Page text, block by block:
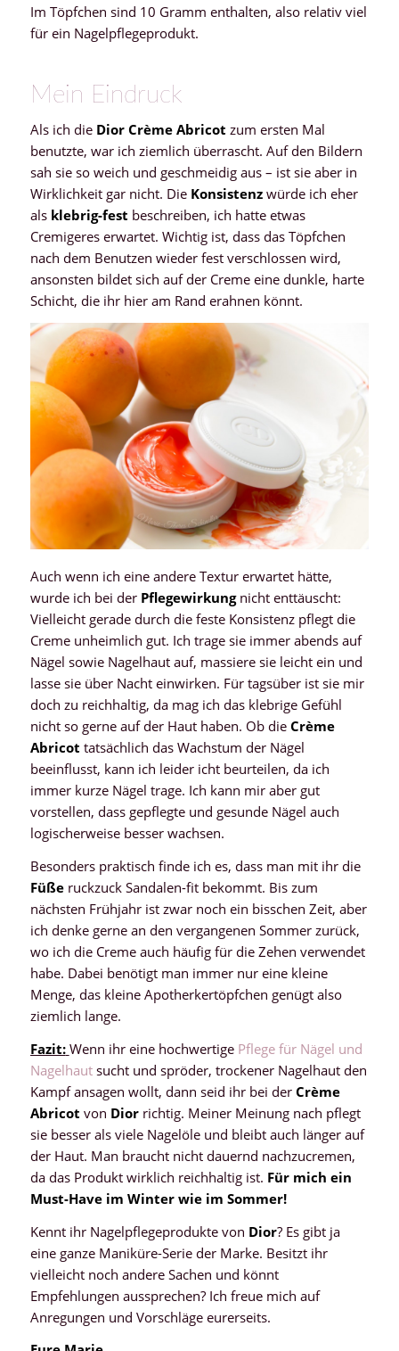
Im Töpfchen sind 10 Gramm enthalten, also relativ viel
für ein Nagelpflegeprodukt.
Mein Eindruck
Als ich die Dior Crème Abricot zum ersten Mal
benutzte, war ich ziemlich überrascht. Auf den Bildern
sah sie so weich und geschmeidig aus – ist sie aber in
Wirklichkeit gar nicht. Die Konsistenzwürde ich eher
als klebrig-fest beschreiben, ich hatte etwas
Cremigeres erwartet. Wichtig ist, dass das Töpfchen
nach dem Benutzen wieder fest verschlossen wird,
ansonsten bildet sich auf der Creme eine dunkle, harte
Schicht, die ihr hier am Rand erahnen könnt.
Auch wenn ich eine andere Textur erwartet hätte,
wurde ich bei der Pflegewirkungnicht enttäuscht:
Vielleicht gerade durch die feste Konsistenz pflegt die
Creme unheimlich gut. Ich trage sie immer abends auf
Nägel sowie Nagelhaut auf, massiere sie leicht ein und
lasse sie über Nacht einwirken. Für tagsüber ist sie mir
doch zu reichhaltig, da mag ich das klebrige Gefühl
nicht so gerne auf der Haut haben. Ob die Crème
Abricot tatsächlich das Wachstum der Nägel
beeinflusst, kann ich leider icht beurteilen, da ich
immer kurze Nägel trage. Ich kann mir aber gut
vorstellen, dass gepflegte und gesunde Nägel auch
logischerweise besser wachsen.
Besonders praktisch finde ich es, dass man mit ihr die
Füßeruckzuck Sandalen-fit bekommt. Bis zum
nächsten Frühjahr ist zwar noch ein bisschen Zeit, aber
ich denke gerne an den vergangenen Sommer zurück,
wo ich die Creme auch häufig für die Zehen verwendet
habe. Dabei benötigt man immer nur eine kleine
Menge, das kleine Apotherkertöpfchen genügt also
ziemlich lange.
Fazit: Wenn ihr eine hochwertige Pflege für Nägel und
Nagelhaut sucht und spröder, trockener Nagelhaut den
Kampf ansagen wollt, dann seid ihr bei der Crème
Abricot von Diorrichtig. Meiner Meinung nach pflegt
sie besser als viele Nagelöle und bleibt auch länger auf
der Haut. Man braucht nicht dauernd nachzucremen,
da das Produkt wirklich reichhaltig ist. Für mich ein
Must-Have im Winter wie im Sommer!
Kennt ihr Nagelpflegeprodukte von Dior? Es gibt ja
eine ganze Maniküre-Serie der Marke. Besitzt ihr
vielleicht noch andere Sachen und könnt
Empfehlungen aussprechen? Ich freue mich auf
Anregungen und Vorschläge eurerseits.